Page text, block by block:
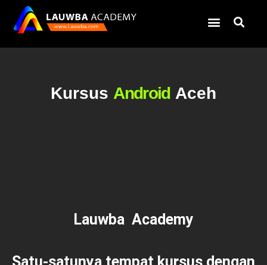
Kursus Android Aceh
Lauwba Academy